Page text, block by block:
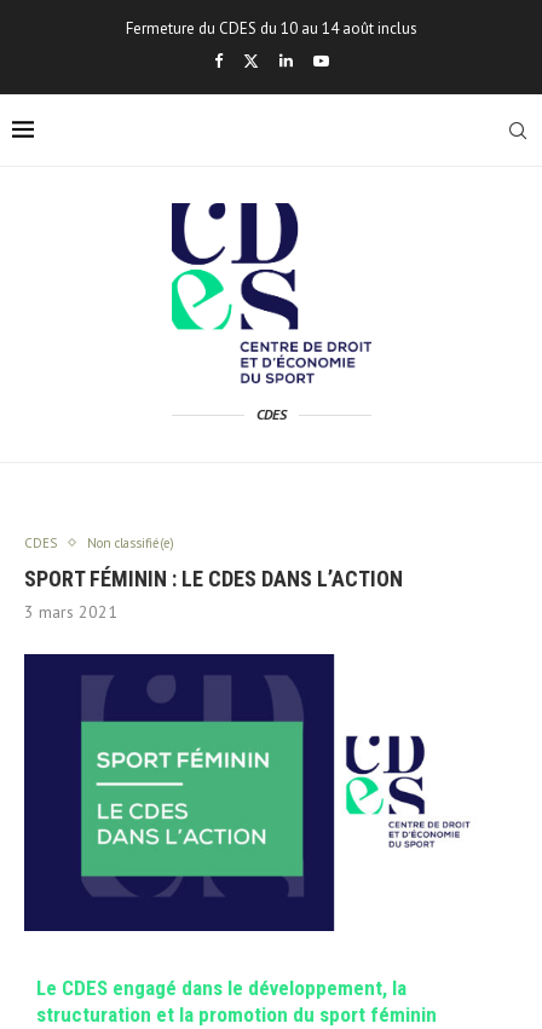
Fermeture du CDES du 10 au 14 août inclus
CDES
CDES Non classifié(e)
SPORT FÉMININ : LE CDES DANS L’ACTION
3 mars 2021
Le CDES engagé dans le développement, la
structuration et la promotion du sport féminin